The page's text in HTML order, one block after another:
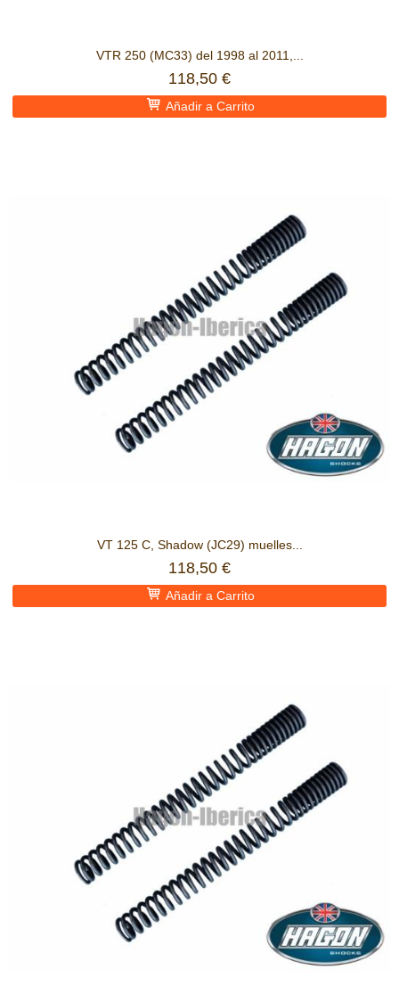
VTR 250 (MC33) del 1998 al 2011,...
118,50 €
Añadir a Carrito
VT 125 C, Shadow (JC29) muelles...
118,50 €
Añadir a Carrito